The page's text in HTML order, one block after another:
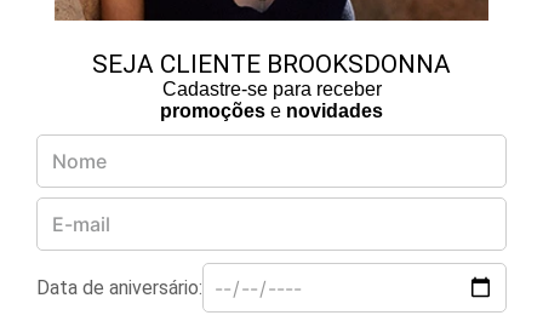
SEJA CLIENTE BROOKSDONNA
Cadastre-se para receber
promoções e novidades
Data de aniversário: